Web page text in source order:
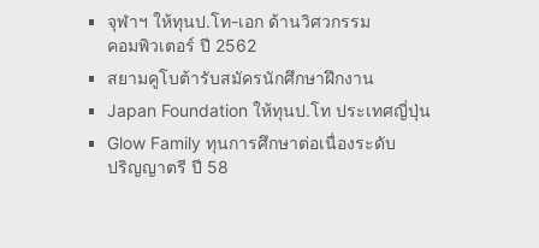
จุฬาฯ ให้ทุนป.โท-เอก ด้านวิศวกรรม
คอมพิวเตอร์ ปี 2562
สยามคูโบต้ารับสมัครนักศึกษาฝึกงาน
Japan Foundation ให้ทุนป.โท ประเทศญี่ปุ่น
Glow Family ทุนการศึกษาต่อเนื่องระดับ
ปริญญาตรี ปี 58